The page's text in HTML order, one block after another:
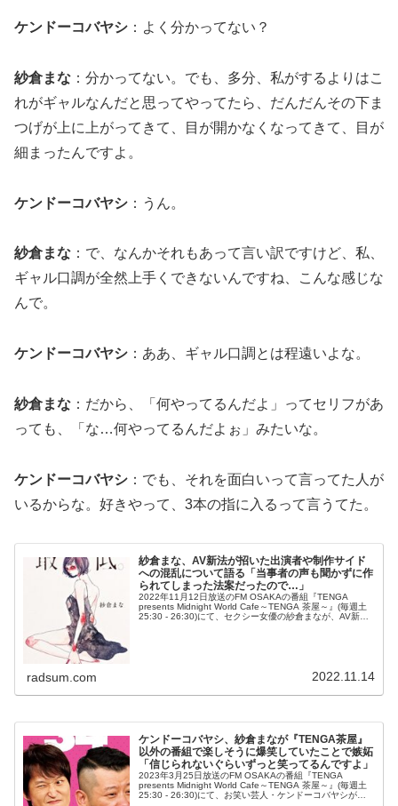
ケンドーコバヤシ ：よく分かってない？
紗倉まな ：分かってない。でも、多分、私がするよりはこ
れがギャルなんだと思ってやってたら、だんだんその下ま
つげが上に上がってきて、目が開かなくなってきて、目が
細まったんですよ。
ケンドーコバヤシ ：うん。
紗倉まな ：で、なんかそれもあって言い訳ですけど、私、
ギャル口調が全然上手くできないんですね、こんな感じな
んで。
ケンドーコバヤシ ：ああ、ギャル口調とは程遠いよな。
紗倉まな ：だから、「何やってるんだよ」ってセリフがあ
っても、「な…何やってるんだよぉ」みたいな。
ケンドーコバヤシ ：でも、それを面白いって言ってた人が
いるからな。好きやって、3本の指に入るって言うてた。
紗倉まな、AV新法が招いた出演者や制作サイド
への混乱について語る「当事者の声も聞かずに作
られてしまった法案だったので…」
2022年11月12日放送のFM OSAKAの番組『TENGA
presents Midnight World Cafe～TENGA 茶屋～』(毎週土
25:30 - 26:30)にて、セクシー女優の紗倉まなが、AV新法
radsum.com 2022.11.14
ケンドーコバヤシ、紗倉まなが『TENGA茶屋』
以外の番組で楽しそうに爆笑していたことで嫉妬
「信じられないぐらいずっと笑ってるんですよ」
2023年3月25日放送のFM OSAKAの番組『TENGA
presents Midnight World Cafe～TENGA 茶屋～』(毎週土
25:30 - 26:30)にて、お笑い芸人・ケンドーコバヤシが、